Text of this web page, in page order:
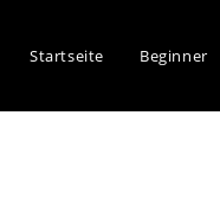
Startseite Beginner